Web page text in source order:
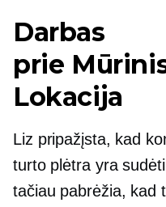
Darbas
prie
Lokacija
Liz pripažįsta, kad
turto plėtra yra
tačiau pabrėžia, kad